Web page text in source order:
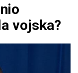
vojska?